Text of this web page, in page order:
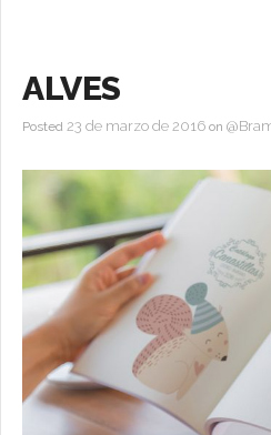
ALVES
Posted 23 de marzo de 2016 on